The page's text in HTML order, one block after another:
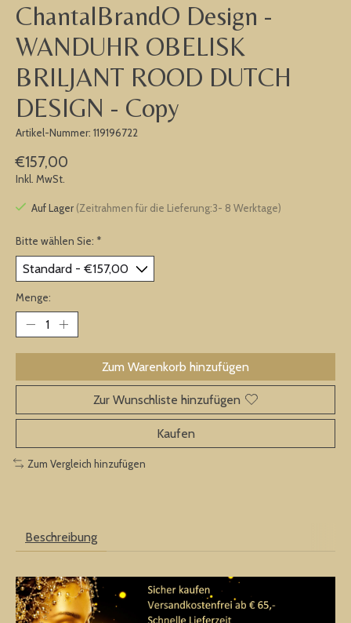
ChantalBrandO Design -
WANDUHR OBELISK
BRILJANT ROOD DUTCH
DESIGN - Copy
Artikel-Nummer: 119196722
€157,00
Inkl. MwSt.
Auf Lager (Zeitrahmen für die Lieferung:3- 8 Werktage)
Bitte wählen Sie: *
Menge:
Zum Warenkorb hinzufügen
Zur Wunschliste hinzufügen
Kaufen
Zum Vergleich hinzufügen
Beschreibung